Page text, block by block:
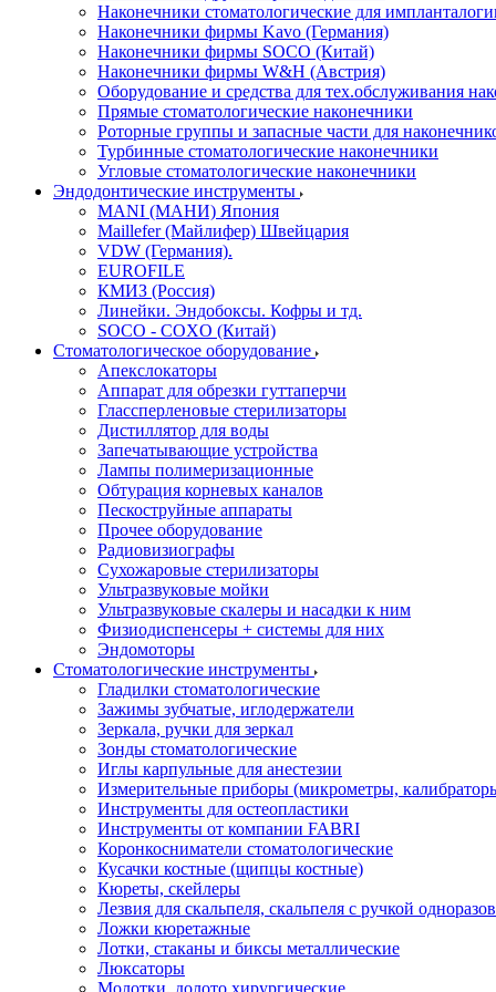
Наконечники стоматологические для
Наконечники фирмы Kavo (Германия)
Наконечники фирмы SOCO (Китай)
Наконечники фирмы W&H (Австрия)
Оборудование и средства для тех.обслуживания
Прямые стоматологические наконечники
Роторные группы и запасные части для
Турбинные стоматологические наконечники
Угловые стоматологические наконечники
Эндодонтические инструменты
MANI (МАНИ) Япония
Maillefer (Майлифер) Швейцария
VDW (Германия).
EUROFILE
КМИЗ (Россия)
Линейки. Эндобоксы. Кофры и тд.
SOCO - COXO (Китай)
Стоматологическое оборудование
Апекслокаторы
Аппарат для обрезки гуттаперчи
Глассперленовые стерилизаторы
Дистиллятор для воды
Запечатывающие устройства
Лампы полимеризационные
Обтурация корневых каналов
Пескоструйные аппараты
Прочее оборудование
Радиовизиографы
Сухожаровые стерилизаторы
Ультразвуковые мойки
Ультразвуковые скалеры и насадки к ним
Физиодиспенсеры + системы для них
Эндомоторы
Стоматологические инструменты
Гладилки стоматологические
Зажимы зубчатые, иглодержатели
Зеркала, ручки для зеркал
Зонды стоматологические
Иглы карпульные для анестезии
Измерительные приборы (микрометры,
Инструменты для остеопластики
Инструменты от компании FABRI
Коронкосниматели стоматологические
Кусачки костные (щипцы костные)
Кюреты, скейлеры
Лезвия для скальпеля, скальпеля с ручкой
Ложки кюретажные
Лотки, стаканы и биксы металлические
Люксаторы